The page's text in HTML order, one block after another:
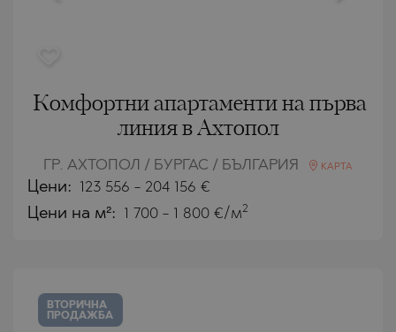
Комфортни апартаменти на първа
линия в Ахтопол
ГР. АХТОПОЛ / БУРГАС / БЪЛГАРИЯ КАРТА
Цени: 123 556 - 204 156 €
Цени на м²: 1 700 - 1 800 €/м2
ВТОРИЧНА
ПРОДАЖБА